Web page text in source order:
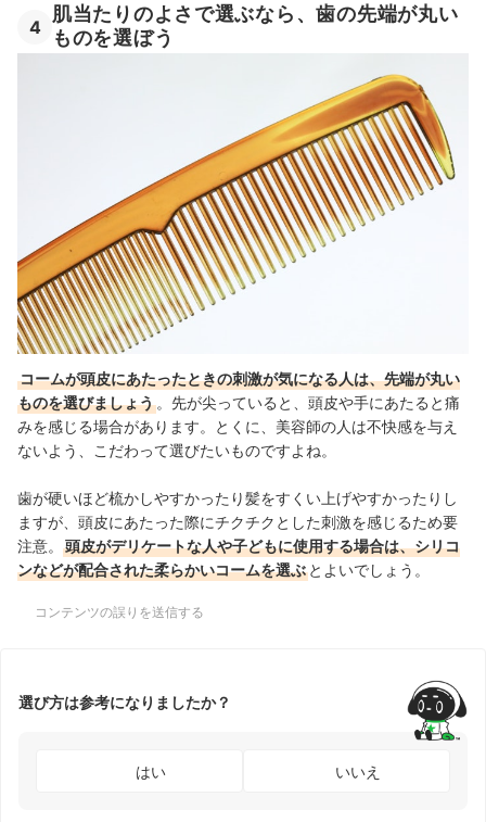
4
肌当たりのよさで選ぶなら、歯の先端が丸い
ものを選ぼう
コームが頭皮にあたったときの刺激が気になる人は、先端が丸い
ものを選びましょう 。先が尖っていると、頭皮や手にあたると痛
みを感じる場合があります。とくに、美容師の人は不快感を与え
ないよう、こだわって選びたいものですよね。
歯が硬いほど梳かしやすかったり髪をすくい上げやすかったりし
ますが、頭皮にあたった際にチクチクとした刺激を感じるため要
注意。
頭皮がデリケートな人や子どもに使用する場合は、シリコ
ンなどが配合された柔らかいコームを選ぶ とよいでしょう。
コンテンツの誤りを送信する
選び方は参考になりましたか？
はい いいえ